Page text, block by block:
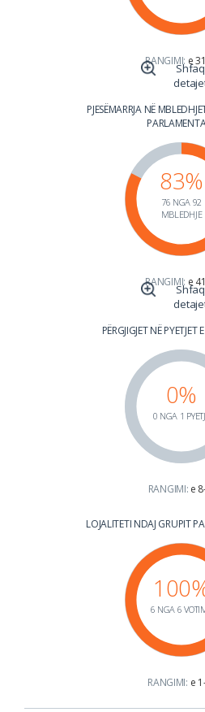
RANGIMI: e
Shfaq
PJESËMARRJA NË
83%
76 NGA 92
MBLEDHJE
RANGIMI: e
Shfaq
PËRGJIGJET NË PYETJET
0%
0 NGA 1
RANGIMI: e
LOJALITETI NDAJ GRUPIT
6 NGA 6
RANGIMI: e